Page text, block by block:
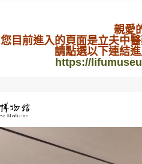
親愛
您目前進入的頁面是立夫中
請點選以下連結
https://